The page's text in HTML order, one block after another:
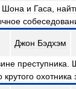
Шона и Гаса
Джон Бэдхэм
преступника
крутого охотника